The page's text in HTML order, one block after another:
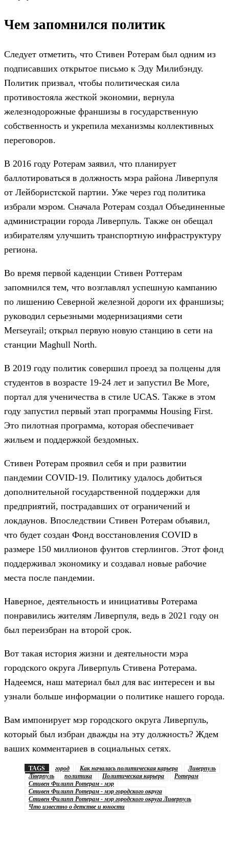
Чем запомнился политик
Следует отметить, что Стивен Ротерам был одним из
подписавших открытое письмо к Эду Милибэнду.
Политик призвал, чтобы политическая сила
противостояла жесткой экономии, вернула
железнодорожные франшизы в государственную
собственность и укрепила механизмы коллективных
переговоров.
В 2016 году Ротерам заявил, что планирует
баллотироваться в должность мэра района Ливерпуля
от Лейбористской партии. Уже через год политика
избрали мэром. Сначала Ротерам создал Объединенные
администрации города Ливерпуль. Также он обещал
избирателям улучшить транспортную инфраструктуру
региона.
Во время первой каденции Стивен Роттерам
запомнился тем, что возглавлял успешную кампанию
по лишению Северной железной дороги их франшизы;
руководил серьезными модернизациями сети
Merseyrail; открыл первую новую станцию в сети на
станции Maghull North.
В 2019 году политик совершил проезд за полцены для
студентов в возрасте 19-24 лет и запустил Be More,
портал для ученичества в стиле UCAS. Также в этом
году запустил первый этап программы Housing First.
Это пилотная программа, которая обеспечивает
жильем и поддержкой бездомных.
Стивен Ротерам проявил себя и при развитии
пандемии COVID-19. Политику удалось добиться
дополнительной государственной поддержки для
предприятий, пострадавших от ограничений и
локдаунов. Впоследствии Стивен Ротерам объявил,
что будет создан Фонд восстановления COVID в
размере 150 миллионов фунтов стерлингов. Этот фонд
поддерживал экономику и создавал новые рабочие
места после пандемии.
Наверное, деятельность и инициативы Ротерама
понравились жителям Ливерпуля, ведь в 2021 году он
был переизбран на второй срок.
Вот такая история жизни и деятельности мэра
городского округа Ливерпуль Стивена Ротерама.
Надеемся, наш материал был для вас интересен и вы
узнали больше информации о политике нашего города.
Вам импонирует мэр городского округа Ливерпуль,
который был избран дважды на эту должность? Ждем
ваших комментариев в социальных сетях.
TAGS город Как началась политическая карьера
Ливерпуль
Ліверпуль
политика Политическая карьера
Ротерам
Стивен Филипп Ротерам - мэр
Стивен Филипп Ротерам - мэр городского округа
Стивен Филипп Ротерам - мэр городского округа Ливерпуль
Что известно о детстве и юности